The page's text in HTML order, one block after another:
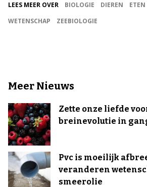
LEES MEER OVER BIOLOGIE DIEREN
WETENSCHAP
ZEEBIOLOGIE
Meer Nieuws
Zette onze liefde
breinevolutie in
Pvc is moeilijk
veranderen
smeerolie